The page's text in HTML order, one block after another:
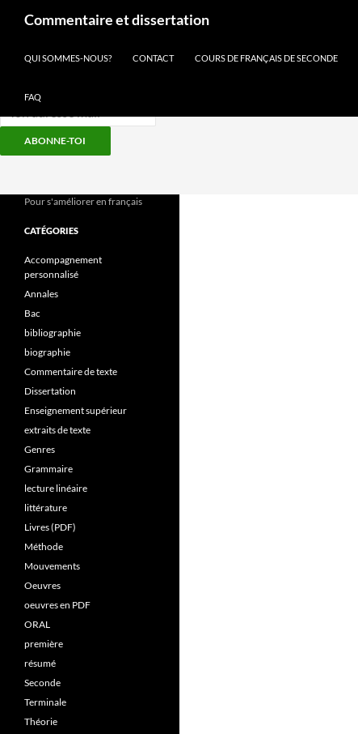
ABONNE-TOI
contenu
Commentaire et dissertation
QUI SOMMES-NOUS? CONTACT COURS DE FRANÇAIS DE SECONDE
FAQ
Pour s'améliorer en français
CATÉGORIES
Accompagnement
personnalisé
Annales
Bac
bibliographie
biographie
Commentaire de texte
Dissertation
Enseignement supérieur
extraits de texte
Genres
Grammaire
lecture linéaire
littérature
Livres (PDF)
Méthode
Mouvements
Oeuvres
oeuvres en PDF
ORAL
première
résumé
Seconde
Terminale
Théorie